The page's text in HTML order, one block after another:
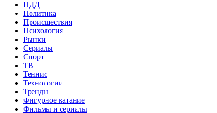
ПДД
Политика
Происшествия
Психология
Рынки
Сериалы
Спорт
ТВ
Теннис
Технологии
Тренды
Фигурное катание
Фильмы и сериалы